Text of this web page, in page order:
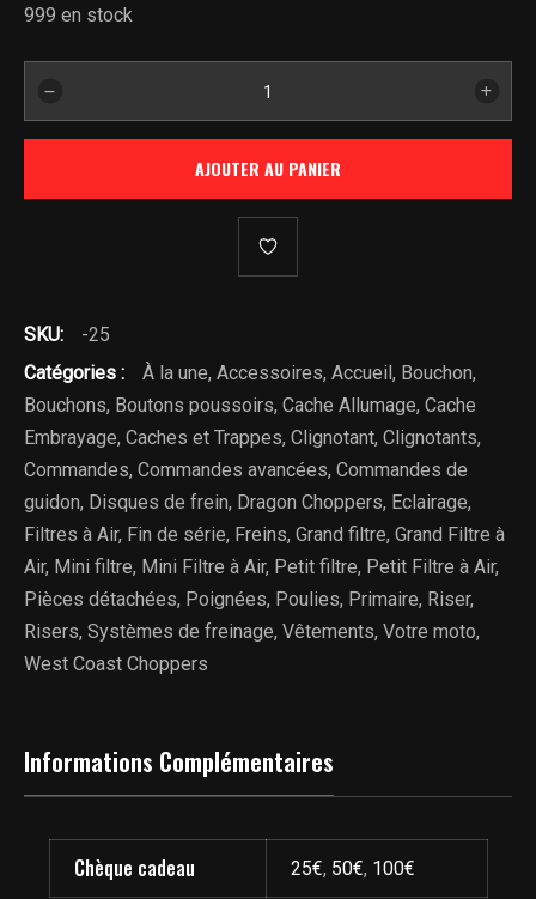
999 en stock
Chèque
AJOUTER AU PANIER
SKU:
-25
Catégories :
À la une, Accessoires, Accueil, Bouchon,
Bouchons, Boutons poussoirs, Cache Allumage, Cache
Embrayage, Caches et Trappes, Clignotant, Clignotants,
Commandes, Commandes avancées, Commandes de
guidon, Disques de frein, Dragon Choppers, Eclairage,
Filtres à Air, Fin de série, Freins, Grand filtre, Grand Filtre à
Air, Mini filtre, Mini Filtre à Air, Petit filtre, Petit Filtre à Air,
Pièces détachées, Poignées, Poulies, Primaire, Riser,
Risers, Systèmes de freinage, Vêtements, Votre moto,
West Coast Choppers
Informations Complémentaires
Chèque cadeau 25€, 50€, 100€